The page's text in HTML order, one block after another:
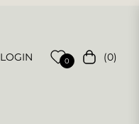
LOGIN 0 Carrello
(0)